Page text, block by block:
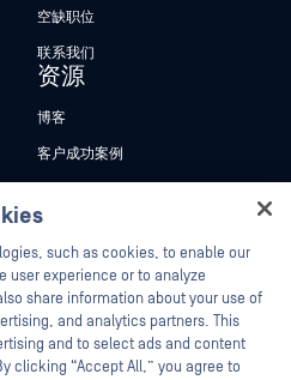
空缺职位
联系我们
资源
博客
客户成功案例
新闻报道
活动
网络研讨会
产品型录
白皮书
such as cookies, to enable our
experience or to analyze
share information about your use of
and analytics partners. This
and to select ads and content
clicking “Accept All,” you agree to
OPSWAT virtual assistant.
I help you secure what's critical